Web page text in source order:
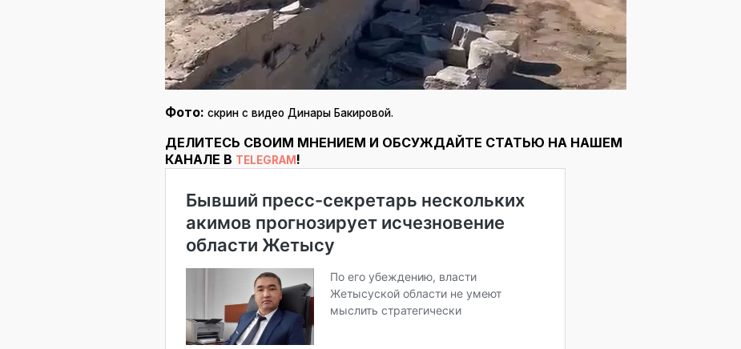
Фото: скрин с видео Динары Бакировой.
ДЕЛИТЕСЬ СВОИМ МНЕНИЕМ И ОБСУЖДАЙТЕ СТАТЬЮ НА НАШЕМ
КАНАЛЕ В TELEGRAM !